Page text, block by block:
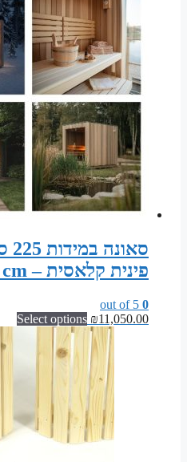
פינית קלאסית – Sauna width 225 cm x depth 185 cm x height 200 cm
0
₪11,050.00
Select options